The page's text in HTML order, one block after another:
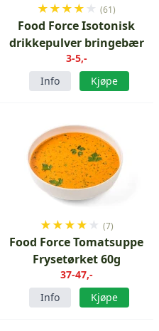
★★★★ ★ (61)
Food Force Isotonisk
drikkepulver bringebær
3-5,-
Info
Kjøpe
★★★★ ★ (7)
Food Force Tomatsuppe
Frysetørket 60g
37-47,-
Info
Kjøpe